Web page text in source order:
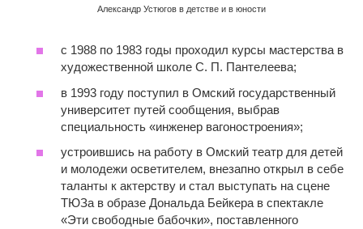
Александр Устюгов в детстве и в юности
с 1988 по 1983 годы проходил курсы мастерства в
художественной школе С. П. Пантелеева;
в 1993 году поступил в Омский государственный
университет путей сообщения, выбрав
специальность «инженер вагоностроения»;
устроившись на работу в Омский театр для детей
и молодежи осветителем, внезапно открыл в себе
таланты к актерству и стал выступать на сцене
ТЮЗа в образе Дональда Бейкера в спектакле
«Эти свободные бабочки», поставленного